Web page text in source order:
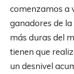
comenzamos a
ganadores de
más duras del
tienen que
un desnivel